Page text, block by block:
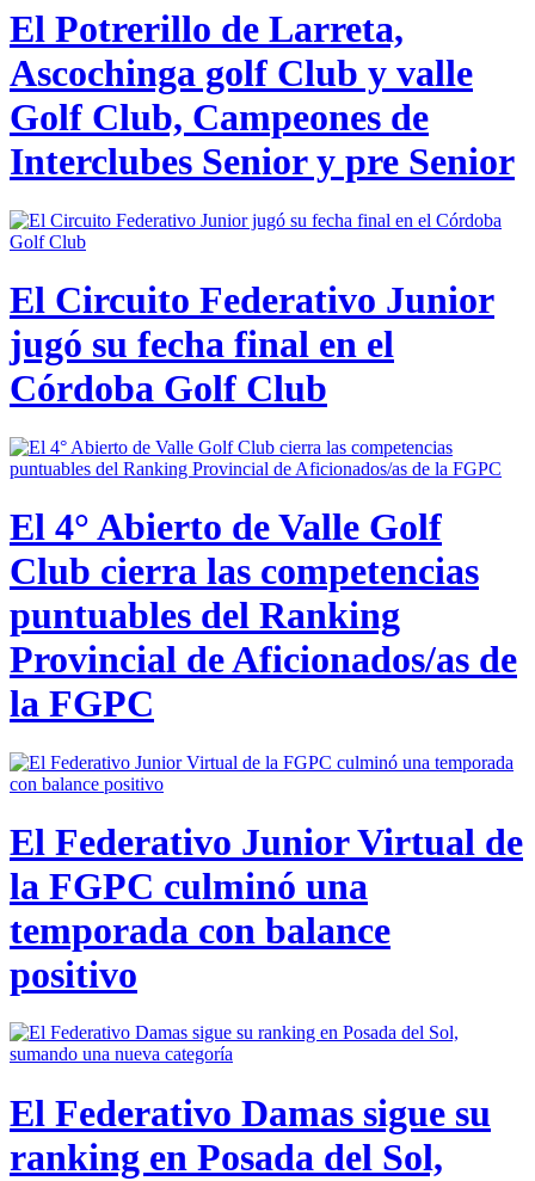
El Potrerillo de Larreta,
Ascochinga golf Club y valle
Golf Club, Campeones de
Interclubes Senior y pre Senior
El Circuito Federativo Junior
jugó su fecha final en el
Córdoba Golf Club
El 4° Abierto de Valle Golf
Club cierra las competencias
puntuables del Ranking
Provincial de Aficionados/as de
la FGPC
El Federativo Junior Virtual de
la FGPC culminó una
temporada con balance
positivo
El Federativo Damas sigue su
ranking en Posada del Sol,